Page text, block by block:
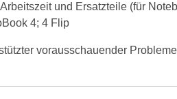
und Ersatzteile (für
4; 4 Flip
vorausschauender